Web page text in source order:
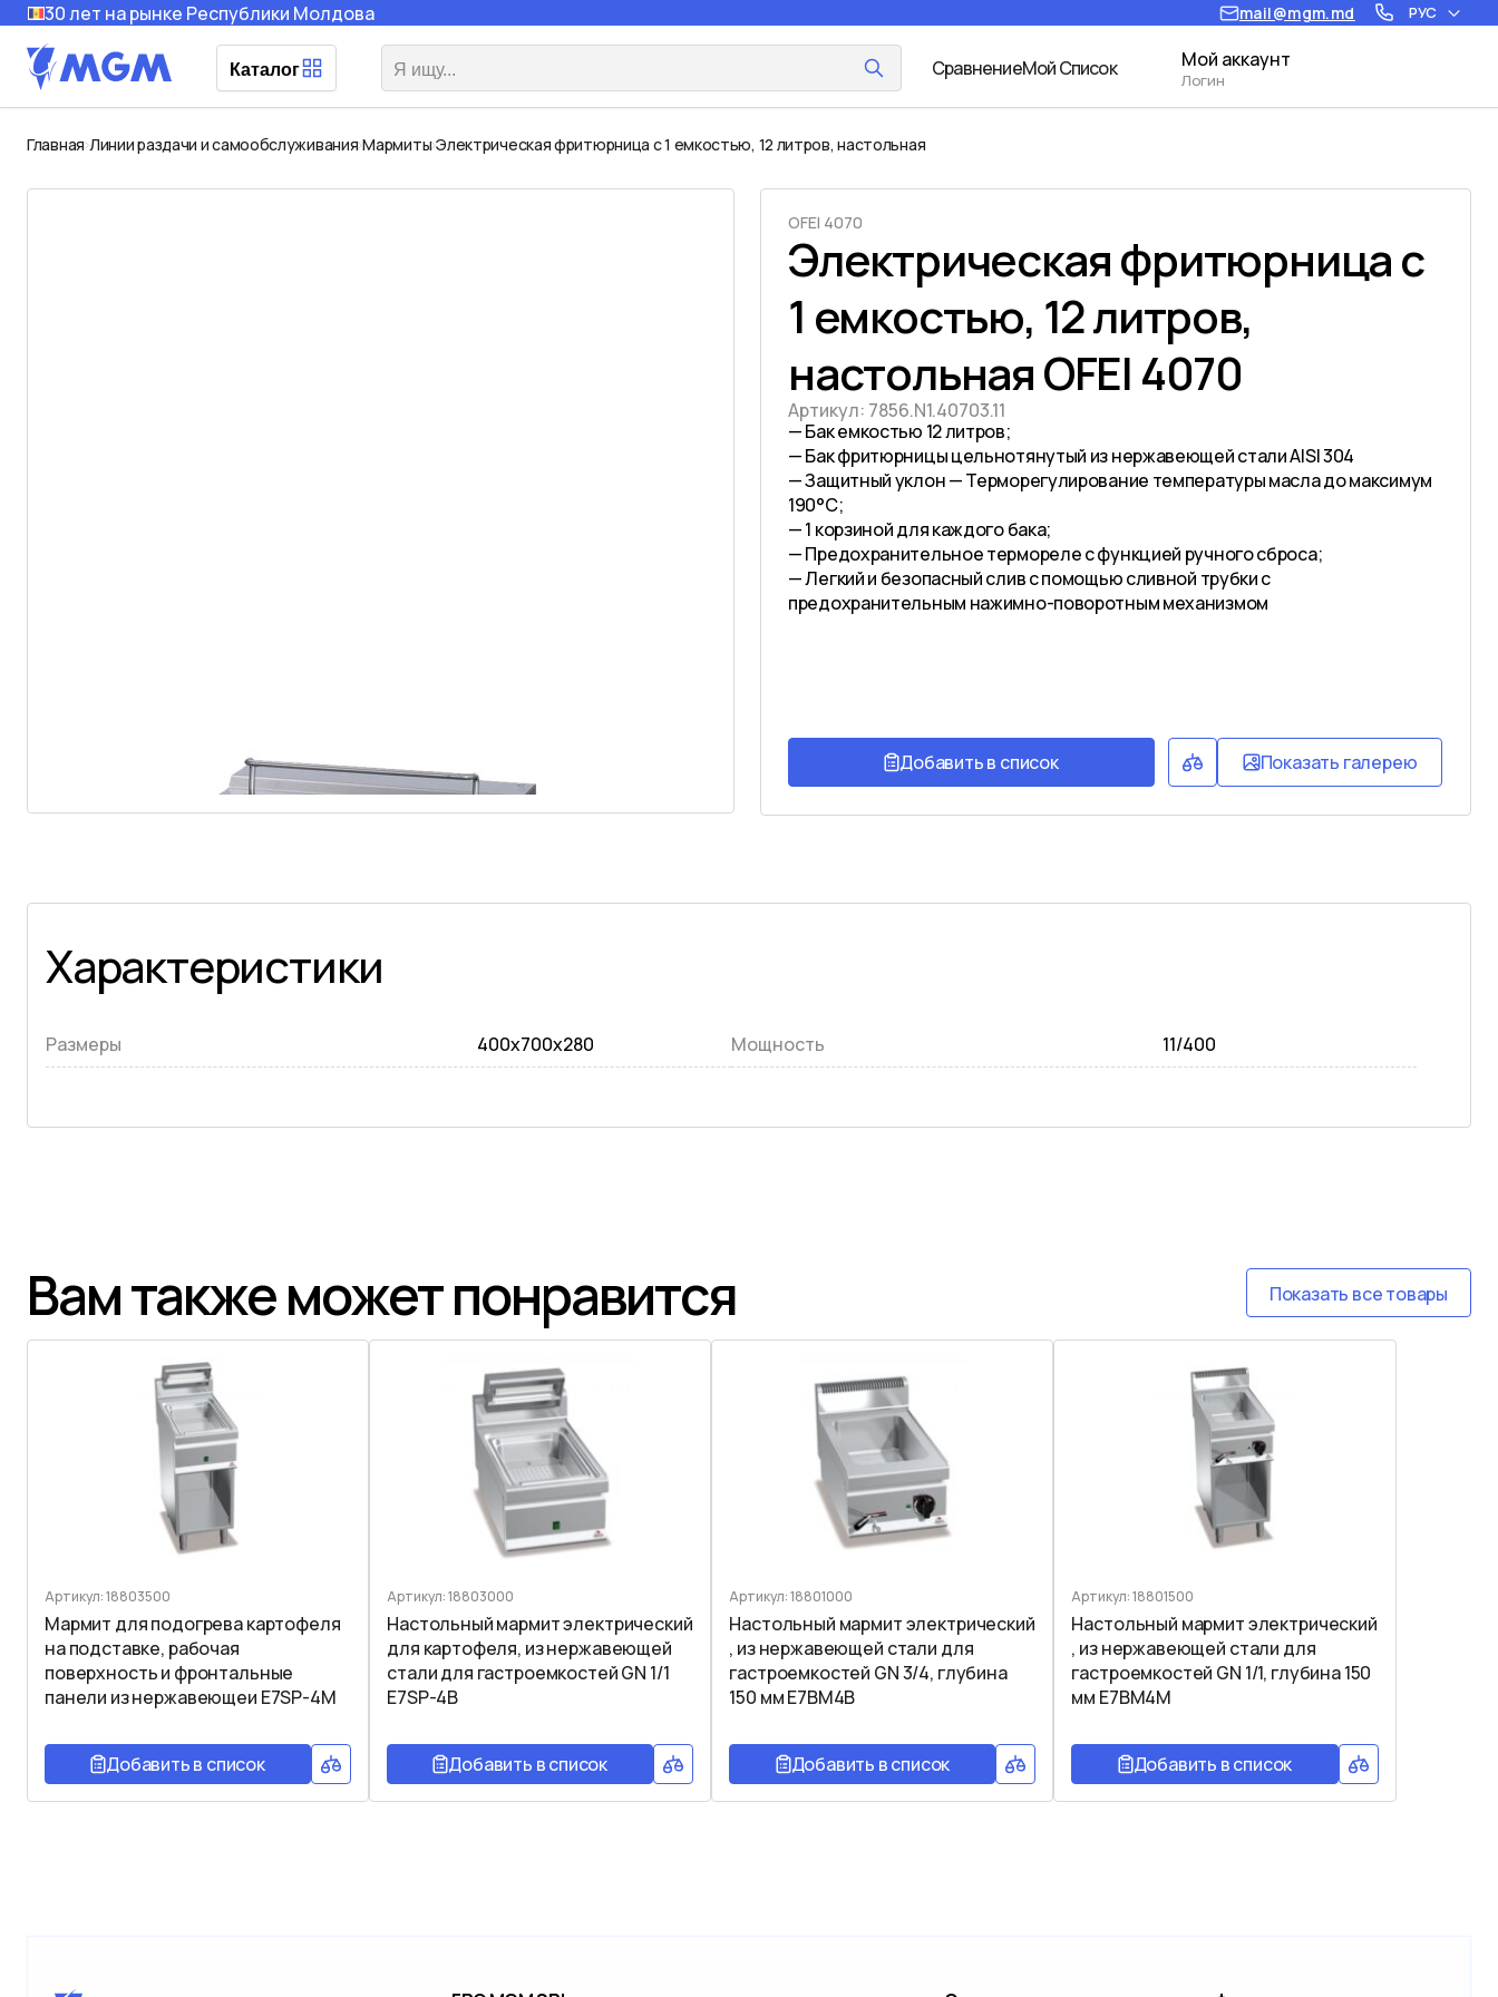
30 лет на рынке Республики Молдова mail@mgm.md РУС
Каталог СравнениеМой Список Мой аккаунт
Логин
Главная Линии раздачи и самообслуживания Мармиты Электрическая фритюрница с 1 емкостью, 12 литров, настольная
OFEI 4070
Электрическая фритюрница с
1 емкостью, 12 литров,
настольная OFEI 4070
Артикул: 7856.N1.40703.11
— Бак емкостью 12 литров;
— Бак фритюрницы цельнотянутый из нержавеющей стали AISI 304
— Защитный уклон — Терморегулирование температуры масла до максимум
190°C;
— 1 корзиной для каждого бака;
— Предохранительное термореле с функцией ручного сброса;
— Легкий и безопасный слив с помощью сливной трубки с
предохранительным нажимно-поворотным механизмом
Добавить в список Показать галерею
Характеристики
Размеры 400х700х280 Мощность 11/400
Вам также может понравится Показать все товары
Артикул: 18803500
Мармит для подогрева картофеля
на подставке, рабочая
поверхность и фронтальные
панели из нержавеющеи E7SP-4M
Добавить в список
Артикул: 18803000
Настольный мармит электрический
для картофеля, из нержавеющей
стали для гастроемкостей GN 1/1
E7SP-4B
Добавить в список
Артикул: 18801000
Настольный мармит электрический
, из нержавеющей стали для
гастроемкостей GN 3/4, глубина
150 мм E7BM4B
Добавить в список
Артикул: 18801500
Настольный мармит электрический
, из нержавеющей стали для
гастроемкостей GN 1/1, глубина 150
мм E7BM4M
Добавить в список